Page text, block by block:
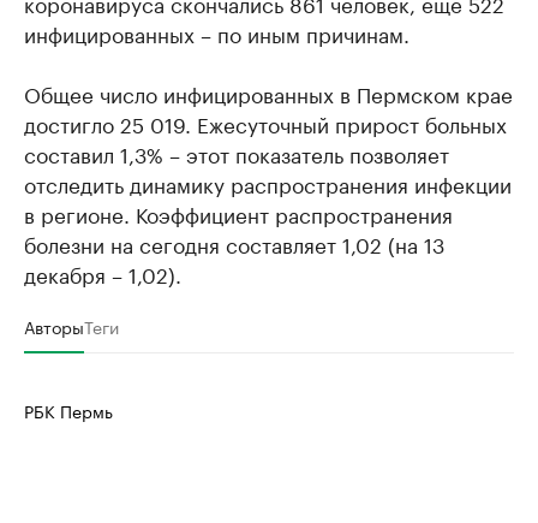
инфицированных – по иным причинам.
Общее число инфицированных в Пермском крае
достигло 25 019. Ежесуточный прирост больных
составил 1,3% – этот показатель позволяет
отследить динамику распространения инфекции
в регионе. Коэффициент распространения
болезни на сегодня составляет 1,02 (на 13
декабря – 1,02).
АвторыТеги
РБК Пермь